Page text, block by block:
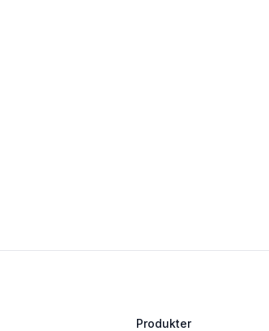
Produkter